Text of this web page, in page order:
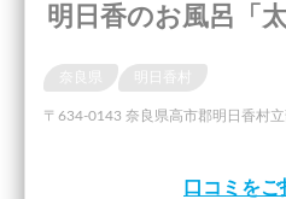
明日香のお風呂「
奈良県 明日香村
〒634-0143 奈良県高市郡明日香村立
口コミをご